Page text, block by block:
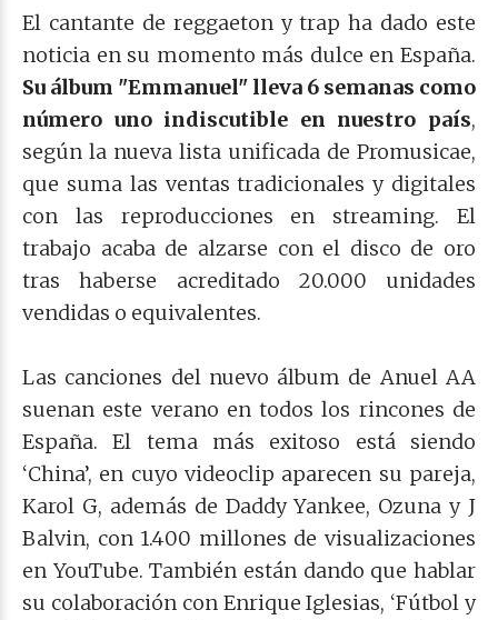
El cantante de reggaeton y trap ha dado este
noticia en su momento más dulce en España.
Su álbum "Emmanuel" lleva 6 semanas como
número uno indiscutible en nuestro país,
según la nueva lista unificada de Promusicae,
que suma las ventas tradicionales y digitales
con las reproducciones en streaming. El
trabajo acaba de alzarse con el disco de oro
tras haberse acreditado 20.000 unidades
vendidas o equivalentes.
Las canciones del nuevo álbum de Anuel AA
suenan este verano en todos los rincones de
España. El tema más exitoso está siendo
‘China’, en cuyo videoclip aparecen su pareja,
Karol G, además de Daddy Yankee, Ozuna y J
Balvin, con 1.400 millones de visualizaciones
en YouTube. También están dando que hablar
su colaboración con Enrique Iglesias, ‘Fútbol y